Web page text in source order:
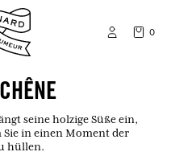
0
seine holzige Süße ein,
in einen Moment der
hüllen.